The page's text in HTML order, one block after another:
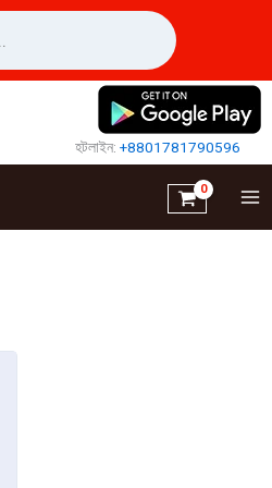
হটলাইন:+8801781790596